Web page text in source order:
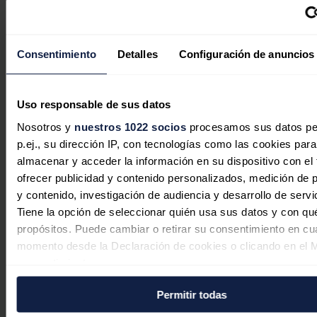
Consentimiento Detalles Configuración de anuncios
Uso responsable de sus datos
Nosotros y nuestros 1022 sociosprocesamos sus datos
p.ej., su dirección IP, con tecnologías como las cookies para
almacenar y acceder la información en su dispositivo con el
ofrecer publicidad y contenido personalizados, medición de
y contenido, investigación de audiencia y desarrollo de
Tiene la opción de seleccionar quién usa sus datos y con
propósitos. Puede cambiar o retirar su consentimiento en
momento desde la Declaración de cookies o clicando en el
Si lo permite, también quisiéramos:Permitir todas
mundo. Además, esta compra permite diversificar los
tienen visibilidad a largo plazo y altas tasas de
Noticias relacionadas
Portugal aprueba una inversión de
millones de euros para modernizar
eléctrica
Redacción 06/08/2026